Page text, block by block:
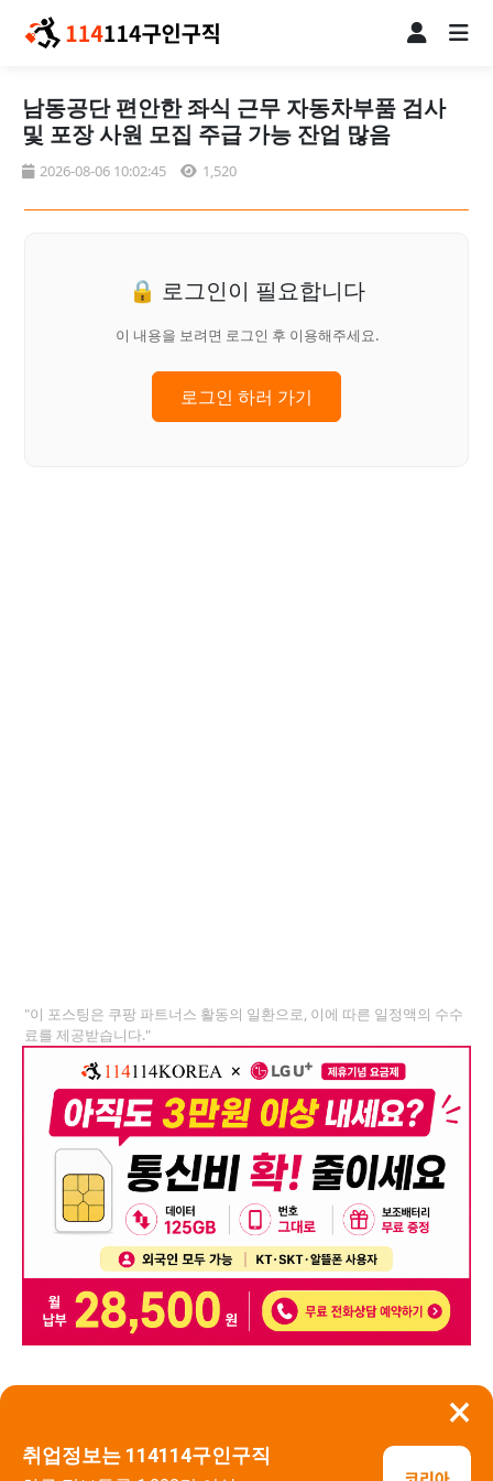
×
취업정보는 114114구인구직
남동공단 편안한 좌식 근무 자동차부품 검사
및 포장 사원 모집 주급 가능 잔업 많음
2026-08-06 10:02:45 1,520
🔒 로그인이 필요합니다
이 내용을 보려면 로그인 후 이용해주세요.
로그인 하러 가기
"이 포스팅은 쿠팡 파트너스 활동의 일환으로, 이에 따른 일정액의 수수
료를 제공받습니다."